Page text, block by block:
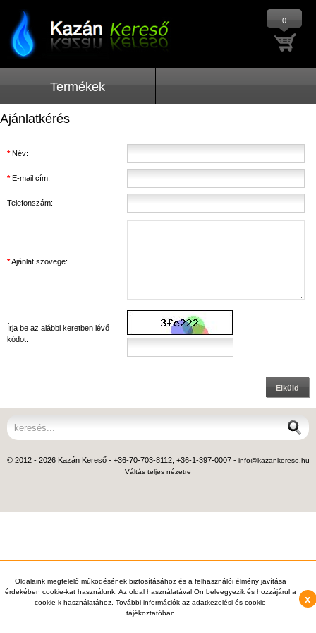
Oldalaink megfelelő működésének biztosításához és a felhasználói élmény javítása
érdekében cookie-kat használunk. Az oldal használatával Ön beleegyezik és hozzájárul a
cookie-k használatához. További információk az adatkezelési és cookie
tájékoztatóban
x
0
Termékek
Ajánlatkérés
*Név:
*E-mail cím:
Telefonszám:
*Ajánlat szövege:
Írja be az alábbi keretben lévő
kódot:
Elküld
© 2012 - 2026 Kazán Kereső - +36-70-703-8112, +36-1-397-0007 - info@kazankereso.hu
Váltás teljes nézetre